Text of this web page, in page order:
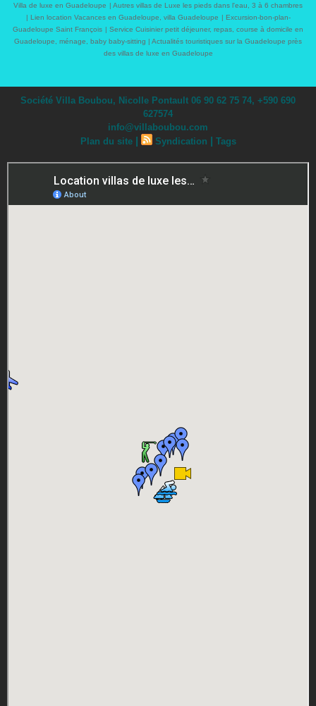
Villa de luxe en Guadeloupe | Autres villas de Luxe les pieds dans l'eau, 3 à 6 chambres
| Lien location Vacances en Guadeloupe, villa Guadeloupe | Excursion-bon-plan-
Guadeloupe Saint François | Service Cuisinier petit déjeuner, repas, course à domicile en
Guadeloupe, ménage, baby baby-sitting | Actualités touristiques sur la Guadeloupe près
des villas de luxe en Guadeloupe
Société Villa Boubou, Nicolle Pontault 06 90 62 75 74, +590 690
627574
info@villaboubou.com
Plan du site | Syndication | Tags